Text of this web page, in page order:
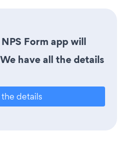
Form app will
have all the details
the details